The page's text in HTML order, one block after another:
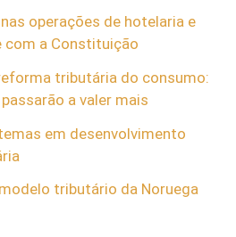
operações de hotelaria e
com a Constituição
tributária do consumo:
a valer mais
em desenvolvimento
tributário da Noruega